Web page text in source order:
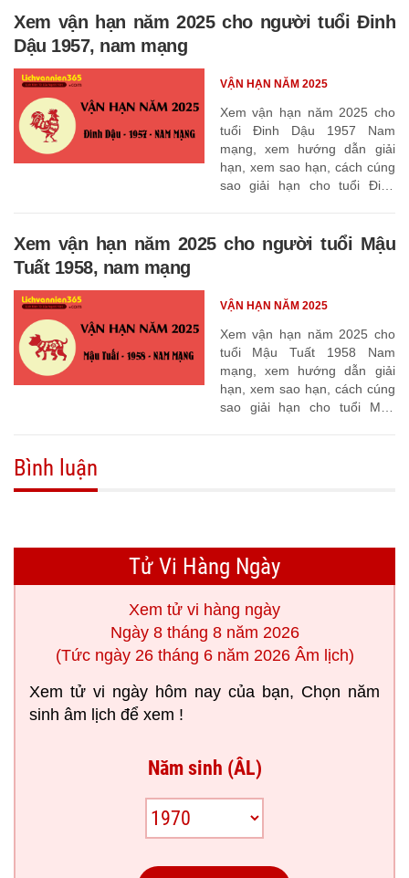
Xem vận hạn năm 2025 cho người tuổi Đinh
Dậu 1957, nam mạng
Xem vận hạn năm 2025 cho
tuổi Đinh Dậu 1957 Nam
mạng, xem hướng dẫn giải
hạn, xem sao hạn, cách cúng
sao giải hạn cho tuổi Đinh
VẬN HẠN NĂM 2025
Xem vận hạn năm 2025 cho người tuổi Mậu
Tuất 1958, nam mạng
Xem vận hạn năm 2025 cho
tuổi Mậu Tuất 1958 Nam
mạng, xem hướng dẫn giải
hạn, xem sao hạn, cách cúng
sao giải hạn cho tuổi Mậu
VẬN HẠN NĂM 2025
Bình luận
Tử Vi Hàng Ngày
Xem tử vi hàng ngày
Ngày 8 tháng 8 năm 2026
(Tức ngày 26 tháng 6 năm 2026 Âm lịch)
Xem tử vi ngày hôm nay của bạn, Chọn năm
sinh âm lịch để xem !
Năm sinh (ÂL)